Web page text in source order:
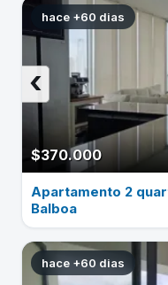
hace +60 dias
$370.000
‹
Apartamento 2
Balboa
hace +60 dias